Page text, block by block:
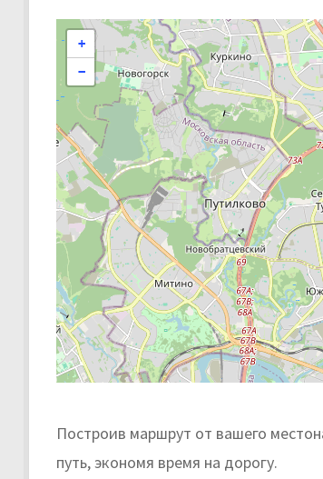
+
−
Построив маршрут от вашего
путь, экономя время на дорогу.